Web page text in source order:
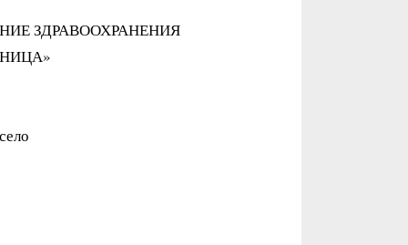
ЗДРАВООХРАНЕНИЯ